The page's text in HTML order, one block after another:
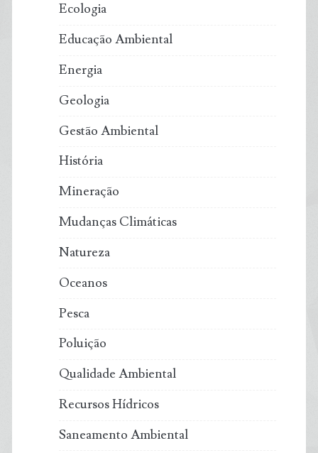
Ecologia
Educação Ambiental
Energia
Geologia
Gestão Ambiental
História
Mineração
Mudanças Climáticas
Natureza
Oceanos
Pesca
Poluição
Qualidade Ambiental
Recursos Hídricos
Saneamento Ambiental